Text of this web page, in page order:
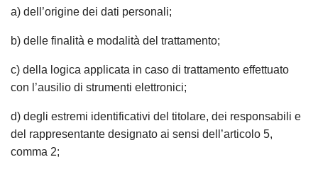
a) dell’origine dei dati personali;
b) delle finalità e modalità del trattamento;
c) della logica applicata in caso di trattamento effettuato
con l’ausilio di strumenti elettronici;
d) degli estremi identificativi del titolare, dei responsabili e
del rappresentante designato ai sensi dell’articolo 5,
comma 2;